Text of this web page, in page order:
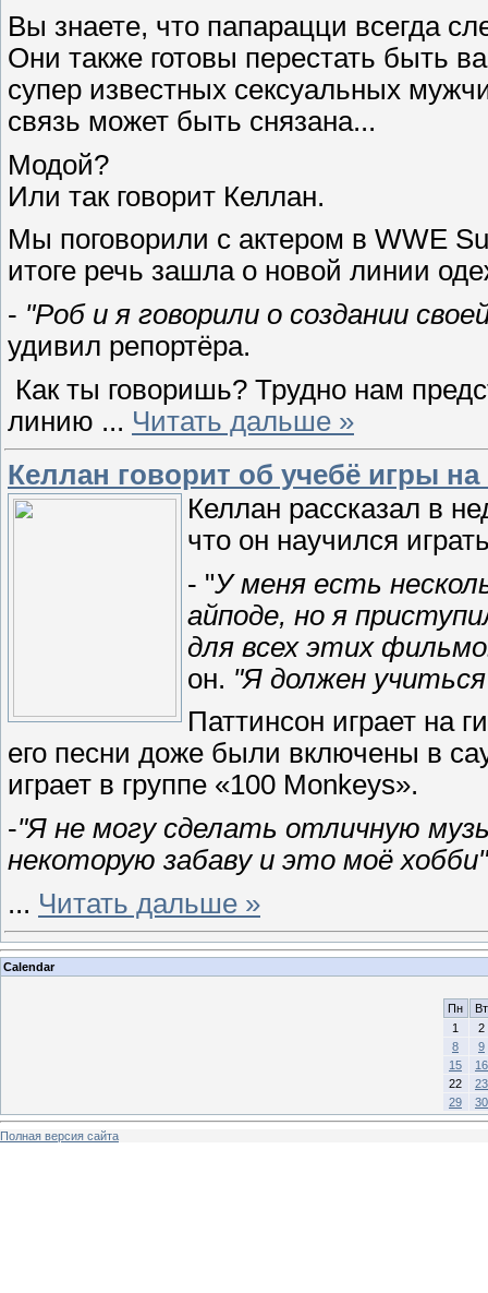
Вы знаете, что папарацци всегда
Они также готовы перестать быть
супер известных сексуальных
связь может быть снязана...
Модой?
Или так говорит Келлан.
Мы поговорили с актером в WWE
итоге речь зашла о новой линии
- "Роб и я говорили о создании
удивил репортёра.
Как ты говоришь? Трудно нам
линию ... Читать дальше »
Келлан говорит об учебё игры
Келлан рассказал в
что он научился
- "У меня есть
айподе, но я
для всех этих
он. "Я должен
Паттинсон играет на
его песни доже были включены в
играет в группе «100 Monkeys».
-"Я не могу сделать отличную
некоторую забаву и это моё
... Читать дальше »
Calendar
Пн
Вт
1
2
8
9
15
16
22
23
29
30
Полная версия сайта